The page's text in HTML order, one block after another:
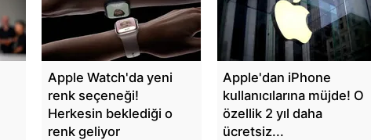
Apple Watch'da yeni
renk seçeneği!
Herkesin beklediği o
renk geliyor
Apple'dan iPhone
kullanıcılarına müjde! O
özellik 2 yıl daha
ücretsiz...